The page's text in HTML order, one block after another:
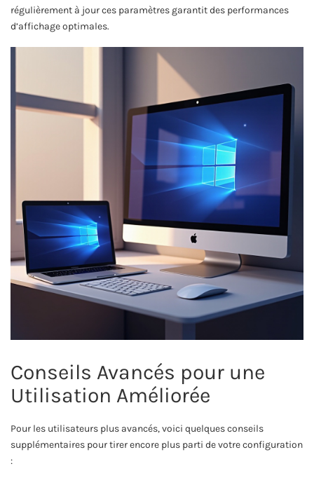
régulièrement à jour ces paramètres garantit des performances
d’affichage optimales.
Conseils Avancés pour une
Utilisation Améliorée
Pour les utilisateurs plus avancés, voici quelques conseils
supplémentaires pour tirer encore plus parti de votre configuration
: